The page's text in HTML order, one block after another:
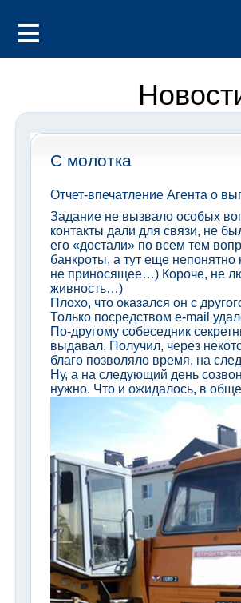
С молотка
Отчет-впечатление Агента о
Задание не вызвало особых
контакты дали для связи, не
его «достали» по всем тем
банкроты, а тут еще непонятно
не приносящее…) Короче, не
живность…)
Плохо, что оказался он с
Только посредством e-mail
По-другому собеседник
выдавал. Получил, через
благо позволяло время, на
Ну, а на следующий день
нужно. Что и ожидалось, в